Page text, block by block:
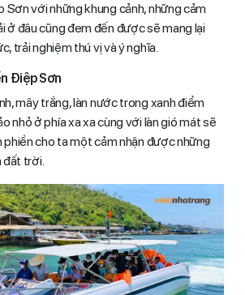
Sơn với những khung cảnh, những cảm
ở đâu cũng đem đến được sẽ mang lại
trải nghiệm thú vị và ý nghĩa.
Điệp Sơn
mây trắng, làn nước trong xanh điểm
nhỏ ở phía xa xa cùng với làn gió mát sẽ
phiền cho ta một cảm nhận được những
đất trời.